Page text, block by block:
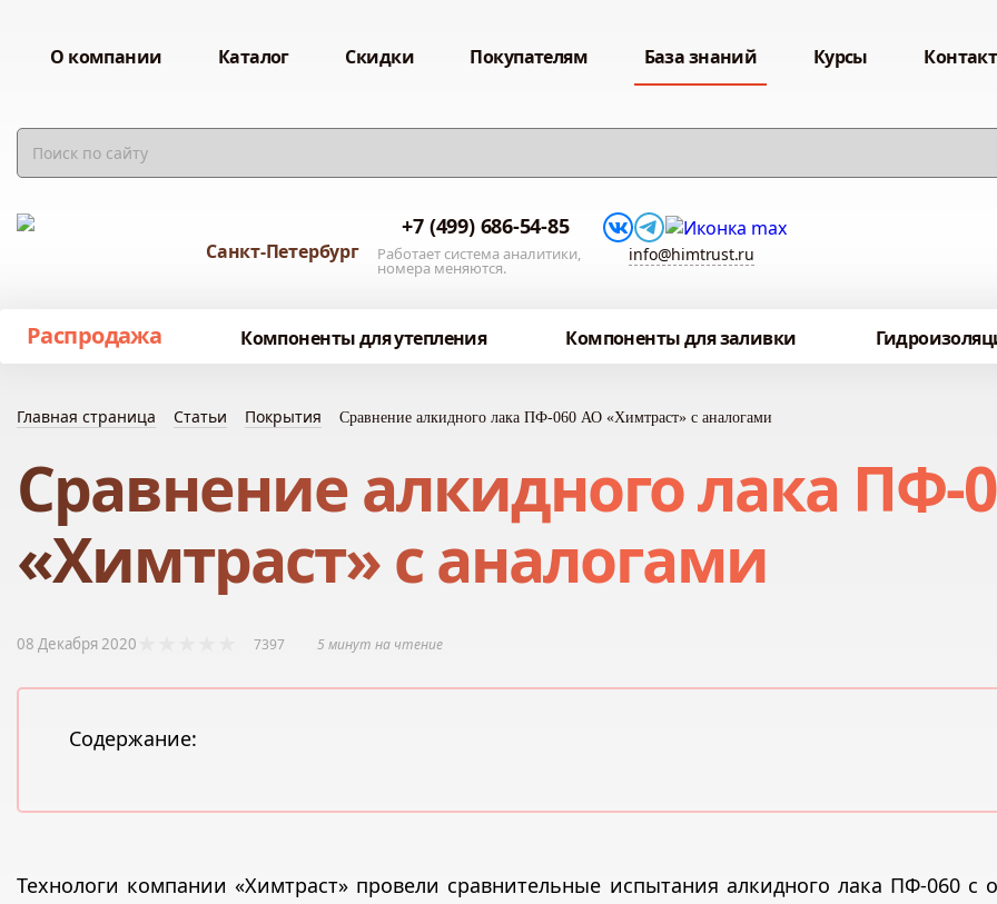
О компании Каталог Скидки Покупателям База знаний Курсы
Санкт-Петербург
+7 (499) 686-54-85
Работает система аналитики,
номера меняются.
info@himtrust.ru
Распродажа Компоненты для утепления Компоненты для заливки
Главная страница Статьи Покрытия Сравнение алкидного лака ПФ-060 АО «Химтраст» с аналогами
Сравнение алкидного лака ПФ-
«Химтраст» с аналогами
08 Декабря 2020 7397 5 минут на чтение
Содержание:
Технологи компании «Химтраст» провели сравнительные испытания алкидного лака ПФ-060 с